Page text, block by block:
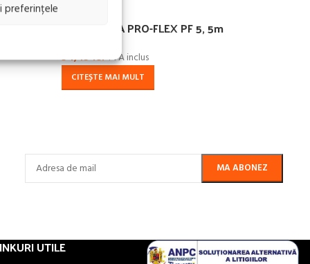
preferințele
Ruleta SOLA PRO-FLEX PF 5, 5m
54,45leiTVA inclus
CITEȘTE MAI MULT
UTILE